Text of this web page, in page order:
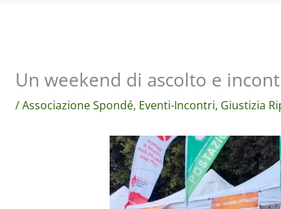
Un weekend di ascolto e
/Associazione Spondé, Eventi-Incontri, Giustizia